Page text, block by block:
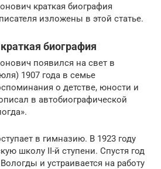
краткая биография
изложены в этой статье.
биография
появился на свет в
1907 года в семье
о детстве, юности и
в автобиографической
в гимназию. В 1923 году
школу II-й ступени. Спустя год
и устраивается на работу